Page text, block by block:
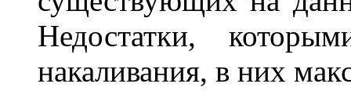
Недостатки,
накаливания, в них